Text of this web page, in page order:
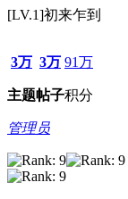
[LV.1]初来乍到
3万
主题
3万
帖子
91万
积分
管理员